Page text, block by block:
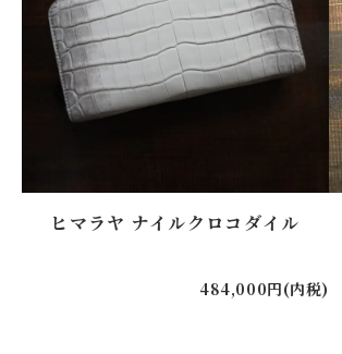
ヒマラヤ ナイルクロコダイル
484,000円(内税)